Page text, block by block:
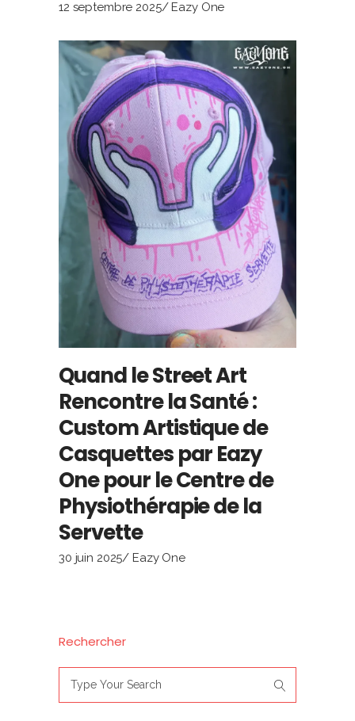
12 septembre 2025 Eazy One
Quand le Street Art
Rencontre la Santé :
Custom Artistique de
Casquettes par Eazy
One pour le Centre de
Physiothérapie de la
Servette
30 juin 2025 Eazy One
Rechercher
for: